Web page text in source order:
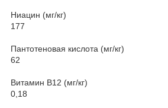
Ниацин (мг/кг)
177
Пантотеновая кислота (мг/кг)
62
Витамин В12 (мг/кг)
0,18